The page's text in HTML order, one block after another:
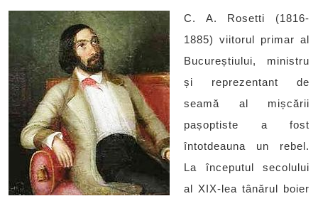
C. A. Rosetti (1816-
1885) viitorul primar al
Bucureștiului, ministru
și reprezentant de
seamă al mișcării
pașoptiste a fost
întotdeauna un rebel.
La începutul secolului
al XIX-lea tânărul boier